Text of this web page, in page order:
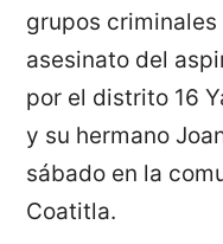
grupos
asesinato del
por el distrito 16
y su hermano
sábado en la
Coatitla.